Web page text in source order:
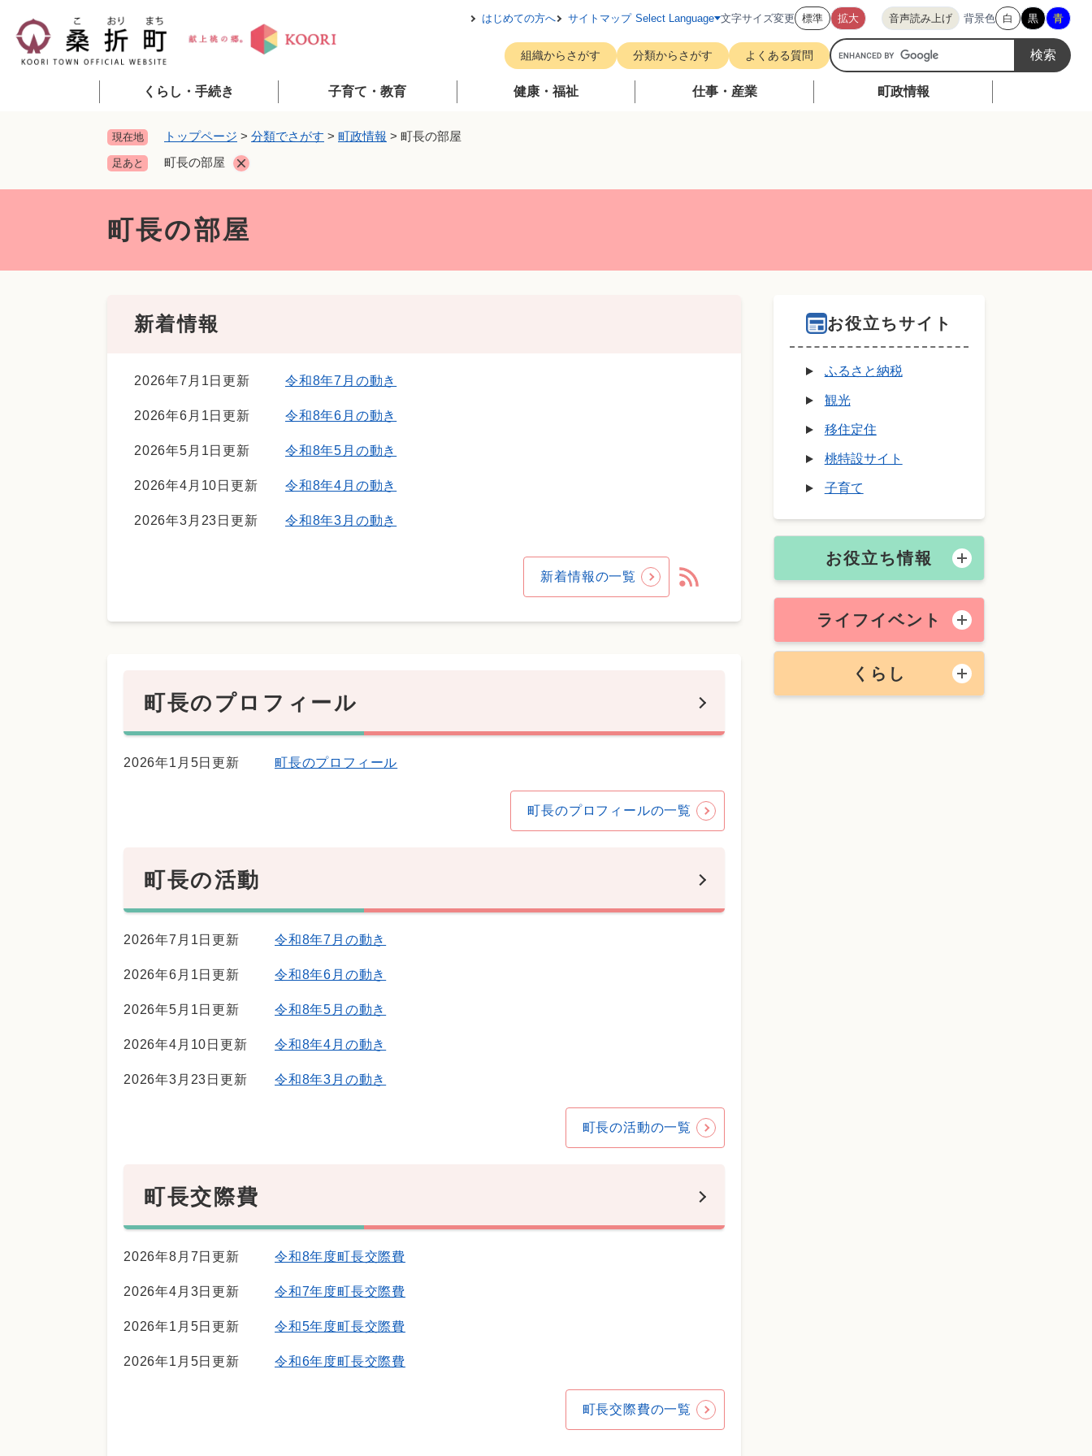
メニューを飛ばして本文へ
はじめての方へ サイトマップ Select Language 文字サイズ変更 標準 拡大 音声読み上げ 背景色 白 黒 青
組織からさがす 分類からさがす よくある質問
G
o
くらし・手続き 子育て・教育 健康・福祉 仕事・産業 町政情報
現在地 トップページ > 分類でさがす > 町政情報 > 町長の部屋
足あと 町長の部屋
町長の部屋
新着情報
2026年7月1日更新 令和8年7月の動き
2026年6月1日更新 令和8年6月の動き
2026年5月1日更新 令和8年5月の動き
2026年4月10日更新 令和8年4月の動き
2026年3月23日更新 令和8年3月の動き
新着情報の一覧
町長のプロフィール
2026年1月5日更新 町長のプロフィール
町長のプロフィールの一覧
町長の活動
2026年7月1日更新 令和8年7月の動き
2026年6月1日更新 令和8年6月の動き
2026年5月1日更新 令和8年5月の動き
2026年4月10日更新 令和8年4月の動き
2026年3月23日更新 令和8年3月の動き
町長の活動の一覧
町長交際費
2026年8月7日更新 令和8年度町長交際費
2026年4月3日更新 令和7年度町長交際費
2026年1月5日更新 令和5年度町長交際費
2026年1月5日更新 令和6年度町長交際費
町長交際費の一覧
お役立ちサイト
ふるさと納税
観光
移住定住
桃特設サイト
子育て
お役立ち情報
ライフイベント
くらし